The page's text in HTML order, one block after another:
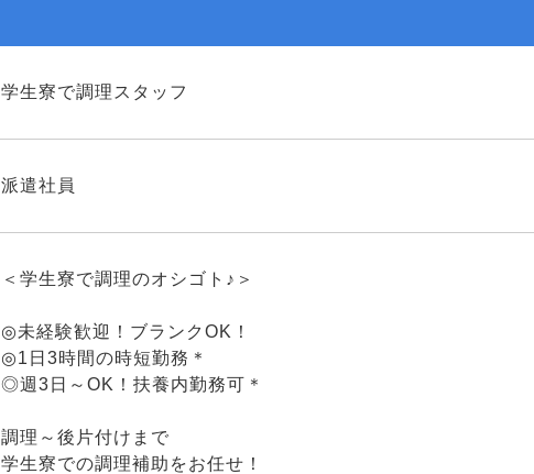
学生寮で調理スタッフ
派遣社員
＜学生寮で調理のオシゴト♪＞
◎未経験歓迎！ブランクOK！
◎1日3時間の時短勤務＊
◎週3日～OK！扶養内勤務可＊
調理～後片付けまで
学生寮での調理補助をお任せ！